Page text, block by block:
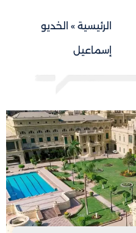
الرئيسية » الخديو
إسماعيل